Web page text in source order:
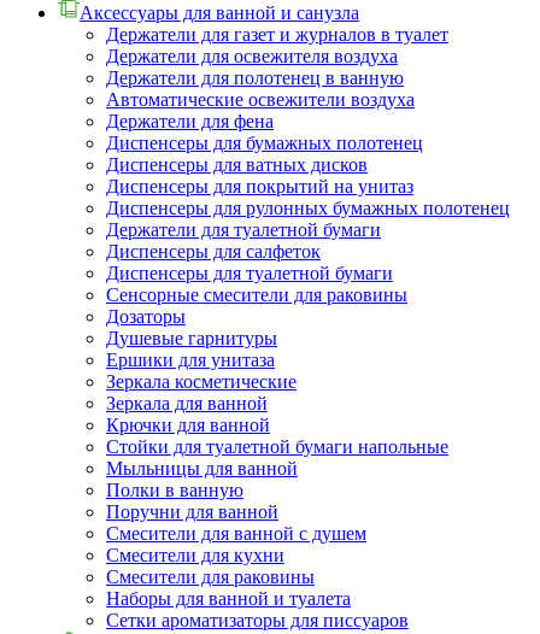
Аксессуары для ванной и санузла
Держатели для газет и журналов в туалет
Держатели для освежителя воздуха
Держатели для полотенец в ванную
Автоматические освежители воздуха
Держатели для фена
Диспенсеры для бумажных полотенец
Диспенсеры для ватных дисков
Диспенсеры для покрытий на унитаз
Диспенсеры для рулонных бумажных полотенец
Держатели для туалетной бумаги
Диспенсеры для салфеток
Диспенсеры для туалетной бумаги
Сенсорные смесители для раковины
Дозаторы
Душевые гарнитуры
Ершики для унитаза
Зеркала косметические
Зеркала для ванной
Крючки для ванной
Стойки для туалетной бумаги напольные
Мыльницы для ванной
Полки в ванную
Поручни для ванной
Смесители для ванной с душем
Смесители для кухни
Смесители для раковины
Наборы для ванной и туалета
Сетки ароматизаторы для писсуаров